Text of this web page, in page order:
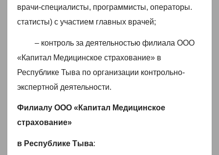
врачи-специалисты, программисты, операторы.
статисты) с участием главных врачей;
– контроль за деятельностью филиала ООО
«Капитал Медицинское страхование» в
Республике Тыва по организации контрольно-
экспертной деятельности.
Филиалу ООО «Капитал Медицинское
страхование»
в Республике Тыва: